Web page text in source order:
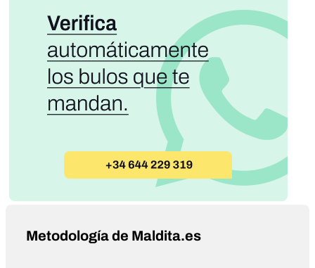
Metodología de Maldita.es